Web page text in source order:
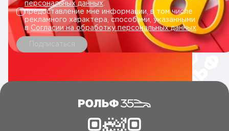
персональных данных.
предоставление мне информации, в том числе
рекламного характера, способами, указанными
в Согласии на обработку персональных данных
Подписаться